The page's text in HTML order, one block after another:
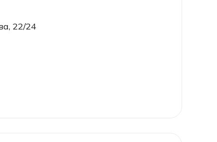
22/24